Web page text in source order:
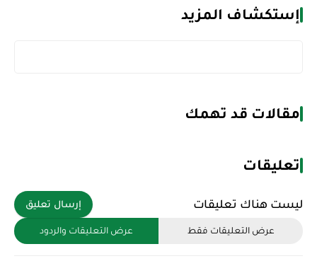
إستكشاف المزيد
مقالات قد تهمك
تعليقات
ليست هناك تعليقات إرسال تعليق
عرض التعليقات فقط عرض التعليقات والردود